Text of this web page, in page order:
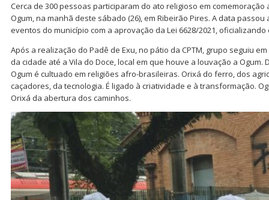
Cerca de 300 pessoas participaram do ato religioso em comemoração
Ogum, na manhã deste sábado (26), em Ribeirão Pires. A data
eventos do município com a aprovação da Lei 6628/2021, oficializando
Após a realização do Padê de Exu, no pátio da CPTM, grupo seguiu
da cidade até a Vila do Doce, local em que houve a louvação a
Ogum é cultuado em religiões afro-brasileiras. Orixá do ferro, dos
caçadores, da tecnologia. É ligado à criatividade e à transformação.
Orixá da abertura dos caminhos.